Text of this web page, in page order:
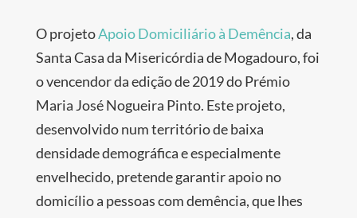
O projetoApoio Domiciliário à Demência, da
Santa Casa da Misericórdia de Mogadouro, foi
o vencendor da edição de 2019 do Prémio
Maria José Nogueira Pinto. Este projeto,
desenvolvido num território de baixa
densidade demográfica e especialmente
envelhecido, pretende garantir apoio no
domicílio a pessoas com demência, que lhes